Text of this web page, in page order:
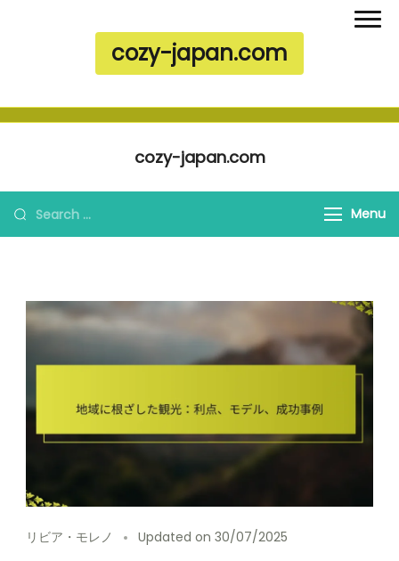
cozy-japan.com
cozy-japan.com
Search for: Menu
リビア・モレノ Updated on 30/07/2025